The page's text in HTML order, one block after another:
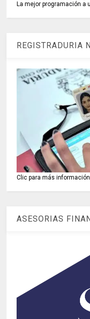
La mejor programación a
REGISTRADURIA
Clic para más información
ASESORIAS